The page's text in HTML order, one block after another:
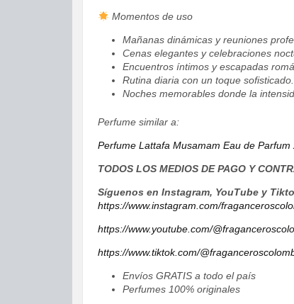
Momentos de uso
Mañanas dinámicas y reuniones
Cenas elegantes y celebraciones
Encuentros íntimos y escapadas
Rutina diaria con un toque sofisticado.
Noches memorables donde la
Perfume similar a:
Perfume Lattafa Musamam Eau de Parfum
TODOS LOS MEDIOS DE PAGO Y
Síguenos en Instagram, YouTube y
https://www.instagram.com/
https://www.youtube.com/
https://www.tiktok.com/
Envíos GRATIS a todo el país
Perfumes 100% originales